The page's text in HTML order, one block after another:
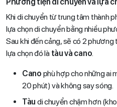
Khi di chuyển từ trung tâm thành
lựa chọn di chuyển bằng nhiều
Sau khi đến cảng, sẽ có 2 phương
lựa chọn đó là tàu và cano.
Cano phù hợp cho những ai
20 phút) và không say sóng.
Tàu di chuyển chậm hơn